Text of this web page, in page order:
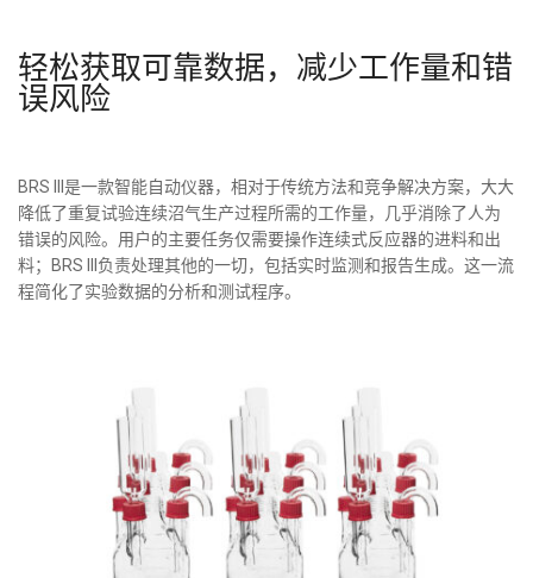
轻松获取可靠数据，减少工作量和错
误风险
BRS III是一款智能自动仪器，相对于传统方法和竞争解决方案，大大
降低了重复试验连续沼气生产过程所需的工作量，几乎消除了人为
错误的风险。用户的主要任务仅需要操作连续式反应器的进料和出
料；BRS III负责处理其他的一切，包括实时监测和报告生成。这一流
程简化了实验数据的分析和测试程序。